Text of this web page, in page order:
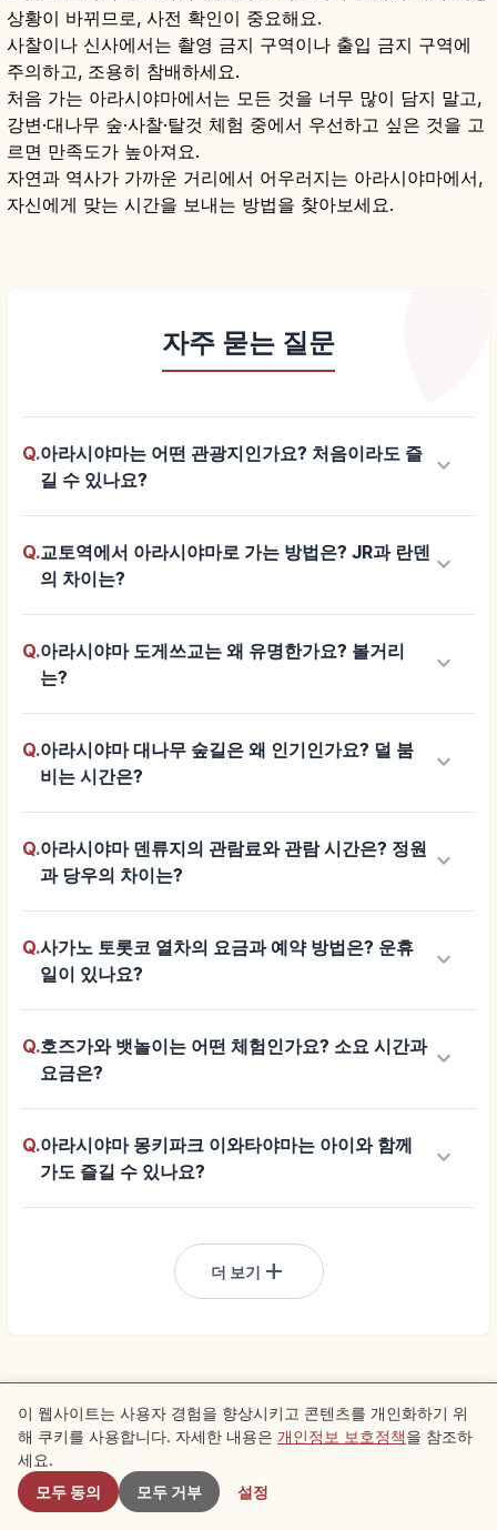
상황이 바뀌므로, 사전 확인이 중요해요.
사찰이나 신사에서는 촬영 금지 구역이나 출입 금지 구역에
주의하고, 조용히 참배하세요.
처음 가는 아라시야마에서는 모든 것을 너무 많이 담지 말고,
강변·대나무 숲·사찰·탈것 체험 중에서 우선하고 싶은 것을 고
르면 만족도가 높아져요.
자연과 역사가 가까운 거리에서 어우러지는 아라시야마에서,
자신에게 맞는 시간을 보내는 방법을 찾아보세요.
자주 묻는 질문
Q.아라시야마는 어떤 관광지인가요? 처음이라도 즐
길 수 있나요?
keyboard_arrow_down
Q.교토역에서 아라시야마로 가는 방법은? JR과 란덴
의 차이는?
keyboard_arrow_down
Q.아라시야마 도게쓰교는 왜 유명한가요? 볼거리
는?
keyboard_arrow_down
Q.아라시야마 대나무 숲길은 왜 인기인가요? 덜 붐
비는 시간은?
keyboard_arrow_down
Q.아라시야마 덴류지의 관람료와 관람 시간은? 정원
과 당우의 차이는?
keyboard_arrow_down
Q.사가노 토롯코 열차의 요금과 예약 방법은? 운휴
일이 있나요?
keyboard_arrow_down
Q.호즈가와 뱃놀이는 어떤 체험인가요? 소요 시간과
요금은?
keyboard_arrow_down
Q.아라시야마 몽키파크 이와타야마는 아이와 함께
가도 즐길 수 있나요?
keyboard_arrow_down
더 보기 add
광고
여행을 더 편리하게
근처 스팟
이 웹사이트는 사용자 경험을 향상시키고 콘텐츠를 개인화하기 위
해 쿠키를 사용합니다. 자세한 내용은 개인정보 보호정책을 참조하
세요.
모두 동의
모두 거부 설정